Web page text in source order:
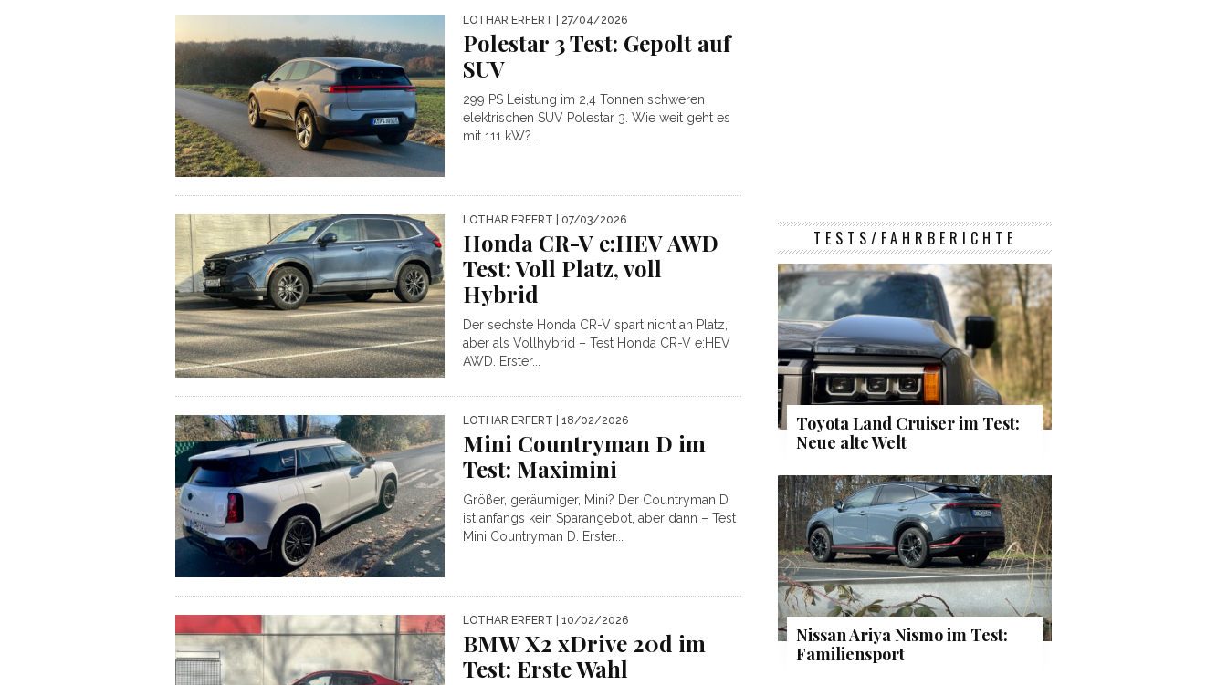
LOTHAR ERFERT | 27/04/2026
Polestar 3 Test: Gepolt auf
SUV
299 PS Leistung im 2,4 Tonnen schweren
elektrischen SUV Polestar 3. Wie weit geht es
mit 111 kW?...
LOTHAR ERFERT | 07/03/2026
Honda CR-V e:HEV AWD
Test: Voll Platz, voll
Hybrid
Der sechste Honda CR-V spart nicht an Platz,
aber als Vollhybrid – Test Honda CR-V e:HEV
AWD. Erster...
LOTHAR ERFERT | 18/02/2026
Mini Countryman D im
Test: Maximini
Größer, geräumiger, Mini? Der Countryman D
ist anfangs kein Sparangebot, aber dann – Test
Mini Countryman D. Erster...
LOTHAR ERFERT | 10/02/2026
BMW X2 xDrive 20d im
Test: Erste Wahl
TESTS/FAHRBERICHTE
Toyota Land Cruiser im Test:
Neue alte Welt
Nissan Ariya Nismo im Test:
Familiensport